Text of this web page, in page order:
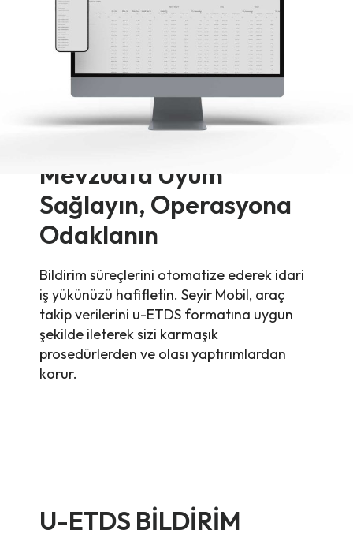
Mevzuata Uyum
Sağlayın, Operasyona
Odaklanın
Bildirim süreçlerini otomatize ederek idari
iş yükünüzü hafifletin. Seyir Mobil, araç
takip verilerini u-ETDS formatına uygun
şekilde ileterek sizi karmaşık
prosedürlerden ve olası yaptırımlardan
korur.
U-ETDS BİLDİRİM